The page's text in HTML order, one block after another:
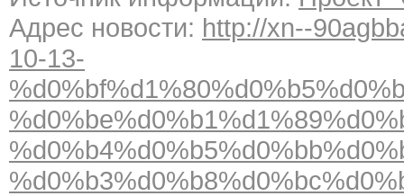
Адрес новости: http://xn--
10-13-